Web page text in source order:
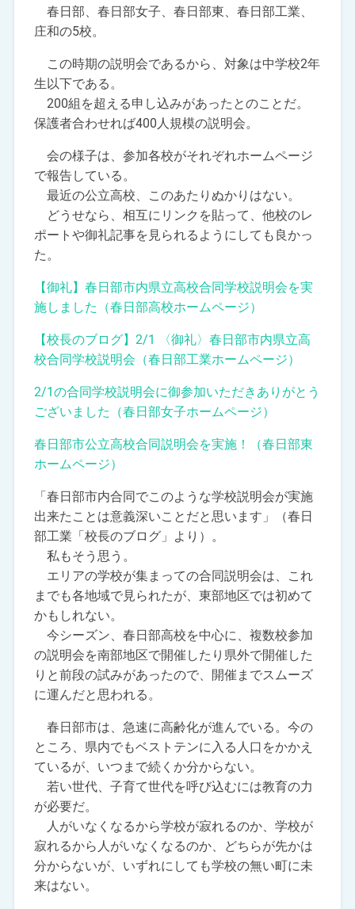
春日部、春日部女子、春日部東、春日部工業、
庄和の5校。
この時期の説明会であるから、対象は中学校2年
生以下である。
200組を超える申し込みがあったとのことだ。
保護者合わせれば400人規模の説明会。
会の様子は、参加各校がそれぞれホームページ
で報告している。
最近の公立高校、このあたりぬかりはない。
どうせなら、相互にリンクを貼って、他校のレ
ポートや御礼記事を見られるようにしても良かっ
た。
【御礼】春日部市内県立高校合同学校説明会を実
施しました（春日部高校ホームページ）
【校長のブログ】2/1 〈御礼〉春日部市内県立高
校合同学校説明会（春日部工業ホームページ）
2/1の合同学校説明会に御参加いただきありがとう
ございました（春日部女子ホームページ）
春日部市公立高校合同説明会を実施！（春日部東
ホームページ）
「春日部市内合同でこのような学校説明会が実施
出来たことは意義深いことだと思います」（春日
部工業「校長のブログ」より）。
私もそう思う。
エリアの学校が集まっての合同説明会は、これ
までも各地域で見られたが、東部地区では初めて
かもしれない。
今シーズン、春日部高校を中心に、複数校参加
の説明会を南部地区で開催したり県外で開催した
りと前段の試みがあったので、開催までスムーズ
に運んだと思われる。
春日部市は、急速に高齢化が進んでいる。今の
ところ、県内でもベストテンに入る人口をかかえ
ているが、いつまで続くか分からない。
若い世代、子育て世代を呼び込むには教育の力
が必要だ。
人がいなくなるから学校が寂れるのか、学校が
寂れるから人がいなくなるのか、どちらが先かは
分からないが、いずれにしても学校の無い町に未
来はない。